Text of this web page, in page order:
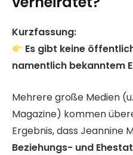
Kurzfassung:
Es gibt keine
namentlich bekanntem
Mehrere große Medien
Magazine) kommen
Ergebnis, dass Jeannine
Beziehungs- und